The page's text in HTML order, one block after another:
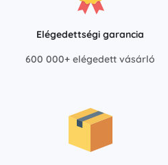
Elégedettségi garancia
600 000+ elégedett vásárló